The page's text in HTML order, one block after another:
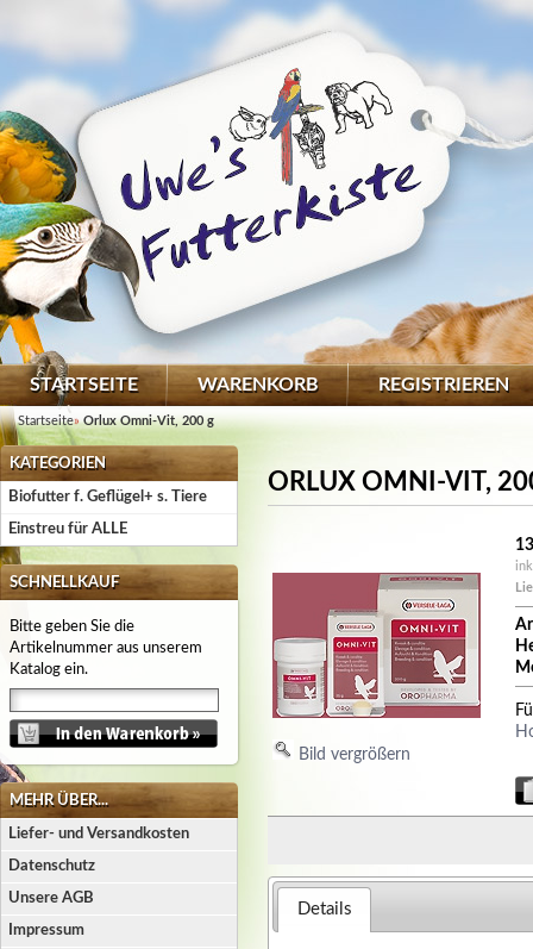
STARTSEITE WARENKORB REGISTRIEREN
Startseite»Orlux Omni-Vit, 200 g
KATEGORIEN
Biofutter f. Geflügel+ s. Tiere
Einstreu für ALLE
SCHNELLKAUF
Bitte geben Sie die
Artikelnummer aus unserem
Katalog ein.
MEHR ÜBER...
Liefer- und Versandkosten
Datenschutz
Unsere AGB
Impressum
ORLUX OMNI-VIT,
Bild vergrößern
Details